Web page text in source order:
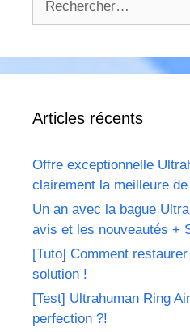
Articles récents
Offre exceptionnelle
clairement la meilleure de
Un an avec la bague
avis et les nouveautés +
[Tuto] Comment
solution !
[Test] Ultrahuman Ring
perfection ?!